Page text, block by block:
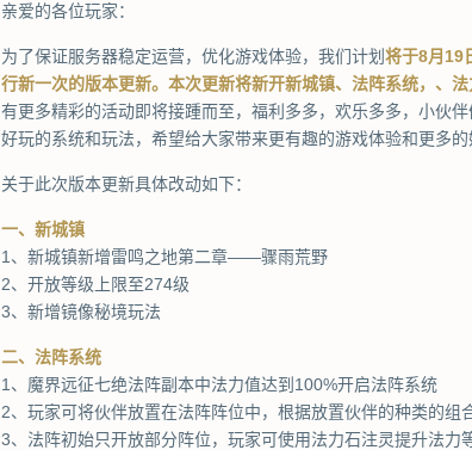
亲爱的各位玩家：
为了保证服务器稳定运营，优化游戏体验，我们计划 将于8月19
行新一次的版本更新。本次更新将新开新城镇、法阵系统，、法
有更多精彩的活动即将接踵而至，福利多多，欢乐多多，小伙
好玩的系统和玩法，希望给大家带来更有趣的游戏体验和更多的
关于此次版本更新具体改动如下：
一、新城镇
1、新城镇新增雷鸣之地第二章——骤雨荒野
2、开放等级上限至274级
3、新增镜像秘境玩法
二、法阵系统
1、魔界远征七绝法阵副本中法力值达到100%开启法阵系统
2、玩家可将伙伴放置在法阵阵位中，根据放置伙伴的种类的组
3、法阵初始只开放部分阵位，玩家可使用法力石注灵提升法力